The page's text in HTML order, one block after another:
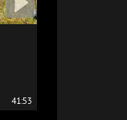
41:53